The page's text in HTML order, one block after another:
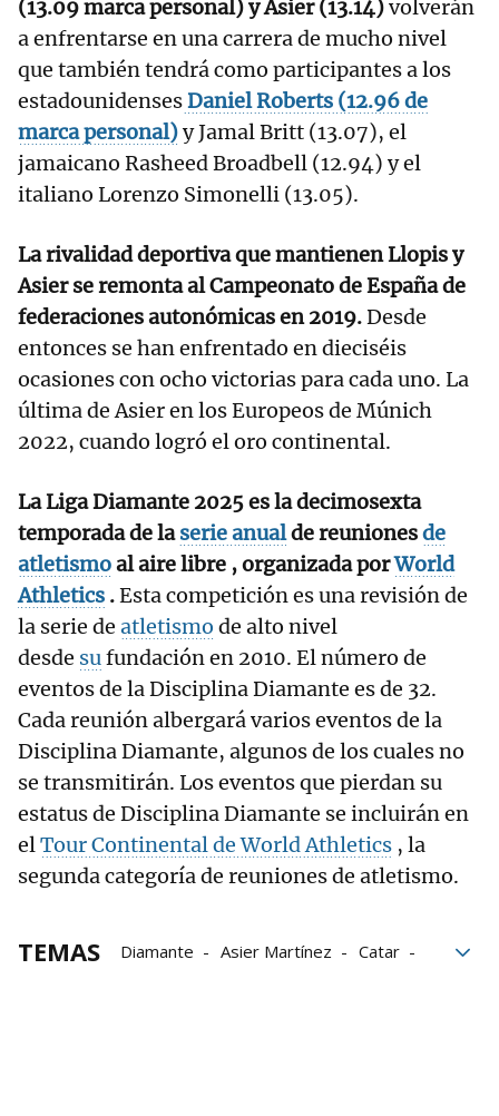
(13.09 marca personal) y Asier (13.14)volverán
a enfrentarse en una carrera de mucho nivel
que también tendrá como participantes a los
estadounidensesDaniel Roberts (12.96 de
marca personal)y Jamal Britt (13.07), el
jamaicano Rasheed Broadbell (12.94) y el
italiano Lorenzo Simonelli (13.05).
La rivalidad deportiva que mantienen Llopis y
Asier se remonta al Campeonato de España de
federaciones autonómicas en 2019.Desde
entonces se han enfrentado en dieciséis
ocasiones con ocho victorias para cada uno. La
última de Asier en los Europeos de Múnich
2022, cuando logró el oro continental.
La Liga Diamante 2025 es la decimosexta
temporada de laserie anualde reunionesde
atletismoal aire libre , organizada porWorld
Athletics .Esta competición es una revisión de
la serie de atletismo de alto nivel
desde sufundación en 2010. El número de
eventos de la Disciplina Diamante es de 32.
Cada reunión albergará varios eventos de la
Disciplina Diamante, algunos de los cuales no
se transmitirán. Los eventos que pierdan su
estatus de Disciplina Diamante se incluirán en
elTour Continental de World Athletics , la
segunda categoría de reuniones de atletismo.
TEMAS Diamante Asier Martínez
Catar